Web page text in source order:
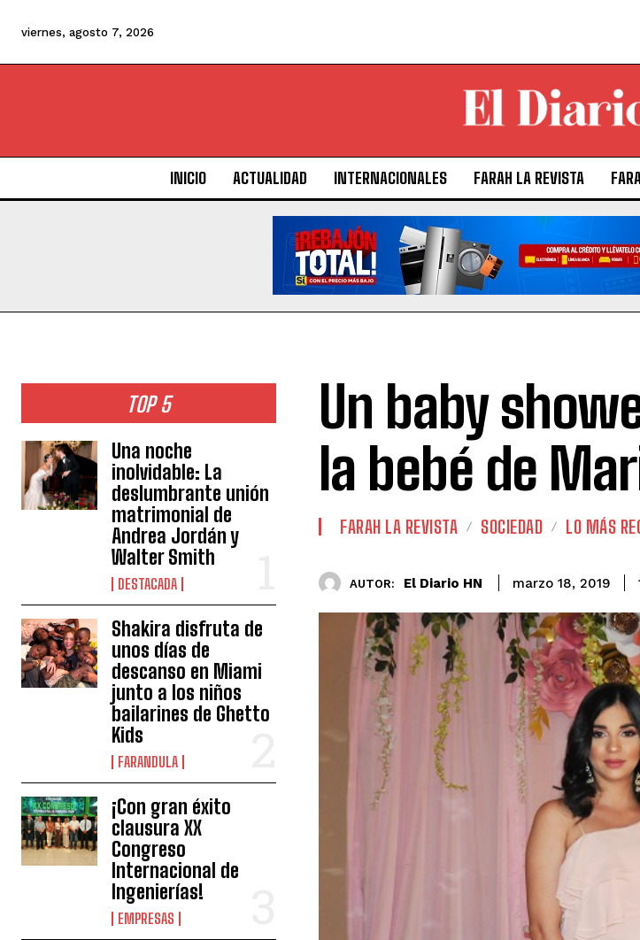
viernes, agosto 7, 2026
INICIO ACTUALIDAD INTERNACIONALES FARAH LA REVISTA
TOP 5
Una noche
inolvidable: La
deslumbrante unión
matrimonial de
Andrea Jordán y
Walter Smith
DESTACADA
Shakira disfruta de
unos días de
descanso en Miami
junto a los niños
bailarines de Ghetto
Kids
FARANDULA
¡Con gran éxito
clausura XX
Congreso
Internacional de
Ingenierías!
EMPRESAS
Un baby
la bebé de
FARAH LA REVISTA SOCIEDAD LO MÁS
AUTOR: El Diario HN marzo 18, 2019